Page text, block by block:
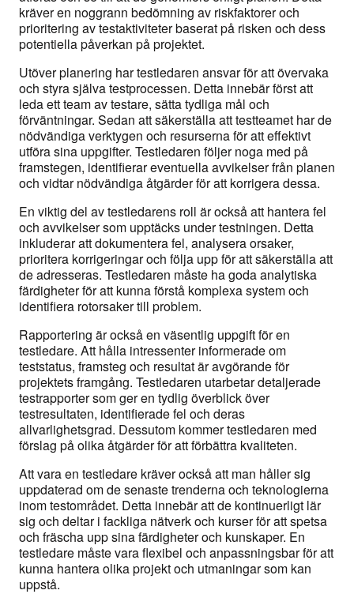
kräver en noggrann bedömning av riskfaktorer och
prioritering av testaktiviteter baserat på risken och dess
potentiella påverkan på projektet.
Utöver planering har testledaren ansvar för att övervaka
och styra själva testprocessen. Detta innebär först att
leda ett team av testare, sätta tydliga mål och
förväntningar. Sedan att säkerställa att testteamet har de
nödvändiga verktygen och resurserna för att effektivt
utföra sina uppgifter. Testledaren följer noga med på
framstegen, identifierar eventuella avvikelser från planen
och vidtar nödvändiga åtgärder för att korrigera dessa.
En viktig del av testledarens roll är också att hantera fel
och avvikelser som upptäcks under testningen. Detta
inkluderar att dokumentera fel, analysera orsaker,
prioritera korrigeringar och följa upp för att säkerställa att
de adresseras. Testledaren måste ha goda analytiska
färdigheter för att kunna förstå komplexa system och
identifiera rotorsaker till problem.
Rapportering är också en väsentlig uppgift för en
testledare. Att hålla intressenter informerade om
teststatus, framsteg och resultat är avgörande för
projektets framgång. Testledaren utarbetar detaljerade
testrapporter som ger en tydlig överblick över
testresultaten, identifierade fel och deras
allvarlighetsgrad. Dessutom kommer testledaren med
förslag på olika åtgärder för att förbättra kvaliteten.
Att vara en testledare kräver också att man håller sig
uppdaterad om de senaste trenderna och teknologierna
inom testområdet. Detta innebär att de kontinuerligt lär
sig och deltar i fackliga nätverk och kurser för att spetsa
och fräscha upp sina färdigheter och kunskaper. En
testledare måste vara flexibel och anpassningsbar för att
kunna hantera olika projekt och utmaningar som kan
uppstå.